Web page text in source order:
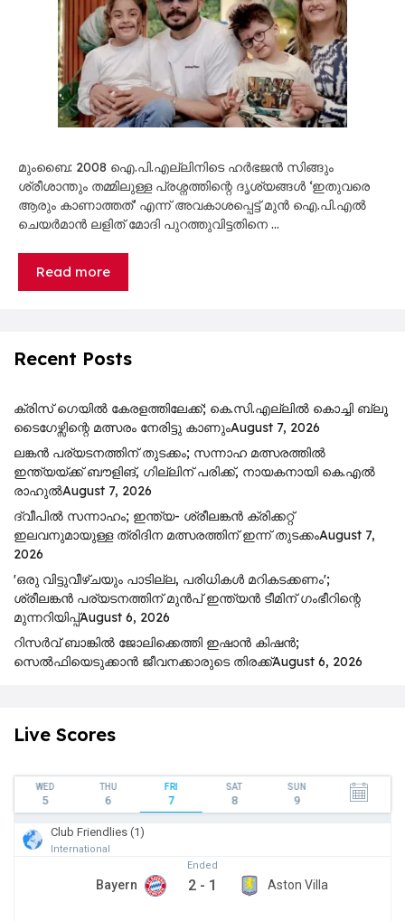
മുംബൈ: 2008 ഐ.പി.എല്ലിനിടെ ഹർഭജൻ സിങ്ങും
ശ്രീശാന്തും തമ്മിലുള്ള പ്രശ്നത്തിന്റെ ദൃശ്യങ്ങൾ ‘ഇതുവരെ
ആരും കാണാത്തത്’ എന്ന് അവകാശപ്പെട്ട് മുൻ ഐ.പി.എൽ
ചെയർമാൻ ലളിത് മോദി പുറത്തുവിട്ടതിനെ …
Read more
Recent Posts
ക്രിസ് ഗെയിൽ കേരളത്തിലേക്ക്; കെ.സി.എല്ലിൽ കൊച്ചി ബ്ലൂ
ടൈഗേഴ്സിന്റെ മത്സരം നേരിട്ടു കാണുംAugust 7, 2026
ലങ്കൻ പര്യടനത്തിന് തുടക്കം; സന്നാഹ മത്സരത്തിൽ
ഇന്ത്യയ്ക്ക് ബൗളിങ്, ഗില്ലിന് പരിക്ക്, നായകനായി കെ.എൽ
രാഹുൽAugust 7, 2026
ദ്വീപിൽ സന്നാഹം; ഇന്ത്യ- ശ്രീലങ്കൻ ക്രിക്കറ്റ്
ഇലവനുമായുള്ള ത്രിദിന മത്സരത്തിന് ഇന്ന് തുടക്കംAugust 7,
2026
'ഒരു വിട്ടുവീഴ്ചയും പാടില്ല, പരിധികൾ മറികടക്കണം';
ശ്രീലങ്കൻ പര്യടനത്തിന് മുൻപ് ഇന്ത്യൻ ടീമിന് ഗംഭീറിന്റെ
മുന്നറിയിപ്പ്August 6, 2026
റിസര്‍വ് ബാങ്കിൽ ജോലിക്കെത്തി ഇഷാന്‍ കിഷന്‍;
സെൽഫിയെടുക്കാൻ ജീവനക്കാരുടെ തിരക്ക്August 6, 2026
Live Scores
WED
5
THU
6
FRI
7
SAT
8
SUN
9
Club Friendlies (1)
International
Bayern
Ended
2 - 1 Aston Villa